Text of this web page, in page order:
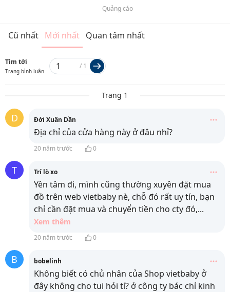
Quảng cáo
Cũ nhất Mới nhất Quan tâm nhất
Tìm tới
Trang bình luận
/ 1
Trang 1
D Đới Xuân Dần
Địa chỉ của cửa hàng này ở đâu nhỉ?
20 năm trước 0
T Trí lò xo
Yên tâm đi, mình cũng thường xuyên đặt mua
đồ trên web vietbaby nè, chỗ đó rất uy tín, bạn
chỉ cần đặt mua và chuyển tiền cho cty đó,...
Xem thêm
20 năm trước 0
B bobelinh
Không biết có chủ nhân của Shop vietbaby ở
đây không cho tui hỏi tí? ở công ty bác chỉ kinh